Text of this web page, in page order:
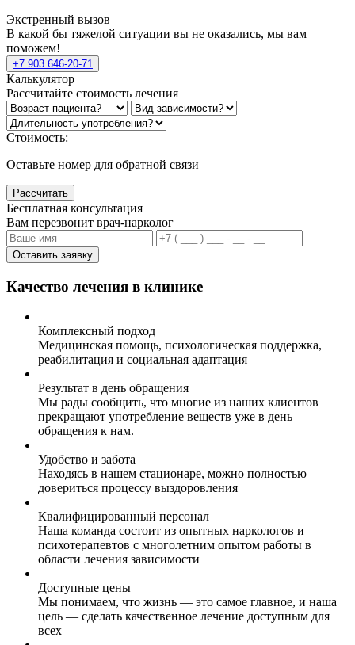
Экстренный вызов
В какой бы тяжелой ситуации вы не оказались, мы вам
поможем!
+7 903 646-20-71
Калькулятор
Рассчитайте стоимость лечения
Стоимость:
Оставьте номер для обратной связи
Рассчитать
Бесплатная консультация
Вам перезвонит врач-нарколог
Оставить заявку
Качество лечения в клинике
Комплексный подход
Медицинская помощь, психологическая поддержка,
реабилитация и социальная адаптация
Результат в день обращения
Мы рады сообщить, что многие из наших клиентов
прекращают употребление веществ уже в день
обращения к нам.
Удобство и забота
Находясь в нашем стационаре, можно полностью
довериться процессу выздоровления
Квалифицированный персонал
Наша команда состоит из опытных наркологов и
психотерапевтов с многолетним опытом работы в
области лечения зависимости
Доступные цены
Мы понимаем, что жизнь — это самое главное, и наша
цель — сделать качественное лечение доступным для
всех